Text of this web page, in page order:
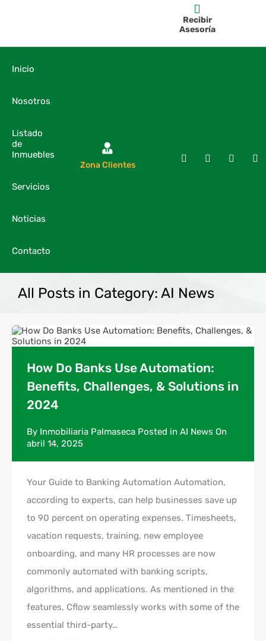
Recibir
Asesoría
Inicio
Nosotros
Listado
de
Inmuebles
Servicios
Noticias
Contacto
Zona Clientes
All Posts in Category: AI News
How Do Banks Use Automation:
Benefits, Challenges, & Solutions in
2024
By Inmobiliaria Palmaseca Posted in AI News On
abril 14, 2025
Your Guide to Banking Automation Automation,
according to experts, can help businesses save up
to 90 percent on operating expenses. Timesheets,
vacation requests, training, new employee
onboarding, and many HR processes are now
commonly automated with banking scripts,
algorithms, and applications. As mentioned in the
features, Cflow seamlessly works with some of the
essential third-party…